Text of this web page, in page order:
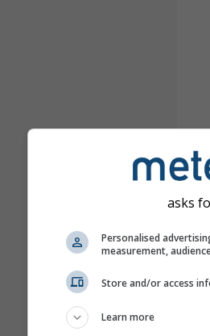
asks
Personalised
measurement,
Store and/or access
Learn more